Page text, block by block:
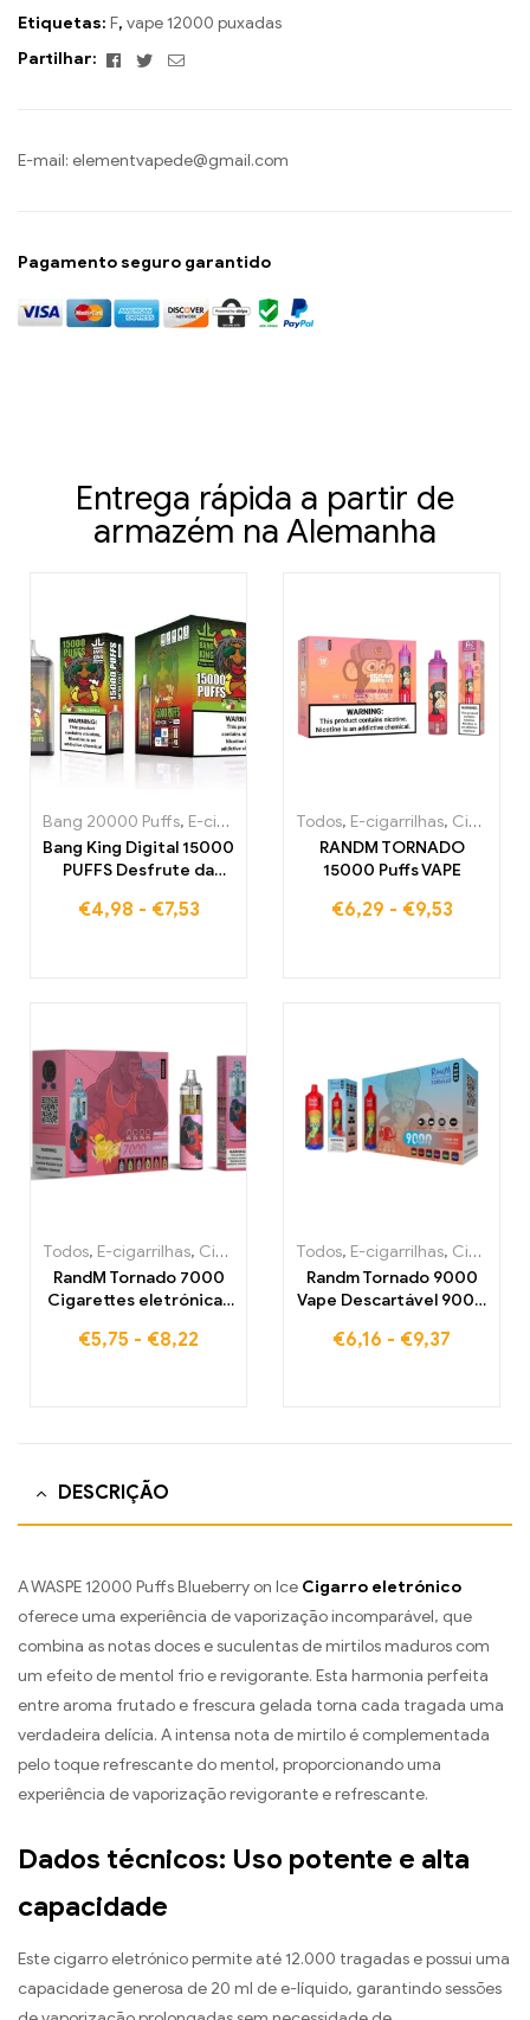
Etiquetas: F, vape 12000 puxadas
Partilhar:
Facebook
TwitterEmail
E-mail: elementvapede@gmail.com
Pagamento seguro garantido
Entrega rápida a partir de
armazém na Alemanha
Bang 20000 Puffs, E-cigarrilhas
Cigarros eletrónicos
Bang King Digital 15000
PUFFS Desfrute da
definitiva
€4,98 - €7,53
Todos, E-cigarrilhas, Cigarros eletrónicos descartáveis Bélgica
RANDM TORNADO
15000 Puffs VAPE
€6,29 - €9,53
Todos, E-cigarrilhas, Cigarros eletrónicos descartáveis Bélgica
RandM Tornado 7000
Cigarettes eletrónicas
armazém na UE
€5,75 - €8,22
Todos, E-cigarrilhas, Cigarros eletrónicos descartáveis Bélgica
Randm Tornado 9000
Vape Descartável 9000
€6,16 - €9,37
DESCRIÇÃO
A WASPE 12000 Puffs Blueberry on Ice Cigarro eletrónico
oferece uma experiência de vaporização incomparável, que
combina as notas doces e suculentas de mirtilos maduros com
um efeito de mentol frio e revigorante. Esta harmonia perfeita
entre aroma frutado e frescura gelada torna cada tragada uma
verdadeira delícia. A intensa nota de mirtilo é complementada
pelo toque refrescante do mentol, proporcionando uma
experiência de vaporização revigorante e refrescante.
Dados técnicos: Uso potente e alta
capacidade
Este cigarro eletrónico permite até 12.000 tragadas e possui uma
capacidade generosa de 20 ml de e-líquido, garantindo sessões